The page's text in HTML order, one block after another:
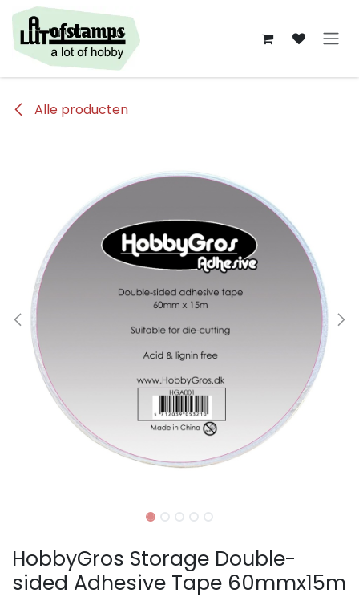
Overslaan naar inhoud
Alle producten
HobbyGros Storage Double-
sided Adhesive Tape 60mmx15m